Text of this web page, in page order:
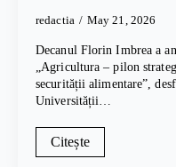
redactia May 21, 2026
Decanul Florin Imbrea a
„Agricultura – pilon
securității alimentare”,
Universității…
Citește